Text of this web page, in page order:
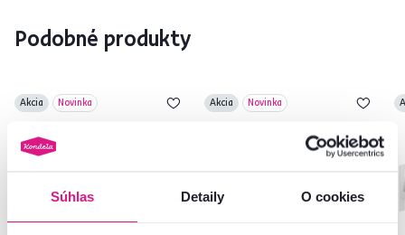
Súhlas Detaily O cookies
Podobné produkty
Akcia Novinka Akcia Novinka